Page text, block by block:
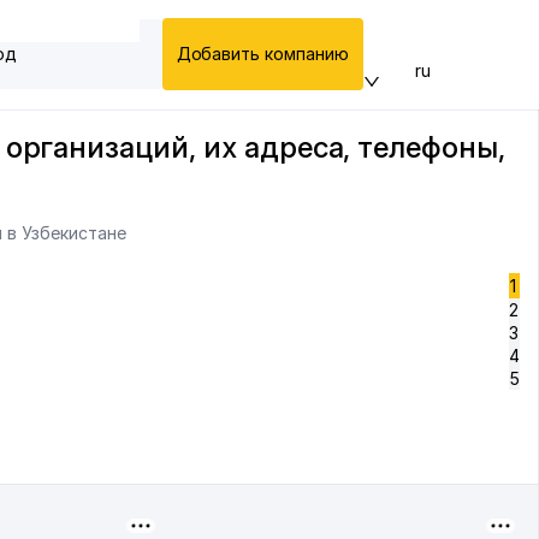
Добавить компанию
ru
их адреса, телефоны,
Узбекистане
1
2
3
4
5